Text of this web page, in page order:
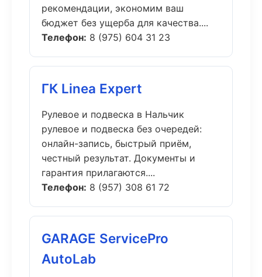
рекомендации, экономим ваш
бюджет без ущерба для качества....
Телефон: 8 (975) 604 31 23
ГК Linea Expert
Рулевое и подвеска в Нальчик
рулевое и подвеска без очередей:
онлайн-запись, быстрый приём,
честный результат. Документы и
гарантия прилагаются....
Телефон: 8 (957) 308 61 72
GARAGE ServicePro
AutoLab